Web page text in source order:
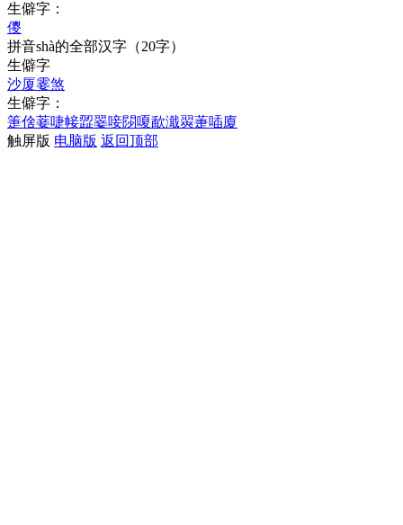
生僻字：
儍
拼音shà的全部汉字 （20字）
生僻字
沙厦霎煞
生僻字：
箑倽菨啑帹歰翣唼閯嗄歃濈翜萐喢廈
触屏版 电脑版 返回顶部